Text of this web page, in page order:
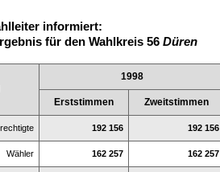
informiert:
für den Wahlkreis 56Düren
1998
Erststimmen Zweitstimmen
192 156 192 156
Wähler 162 257 162 257